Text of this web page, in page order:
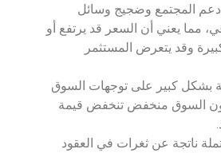
المجتمع وضجيج وسائل
مما يعني أن السعر قد يرتفع أو
وقد يتعرض المستثمر
بشكل كبير على توجهات السوق
السوق منخفض تنخفض قيمة
ناتجة عن ثغرات في العقود